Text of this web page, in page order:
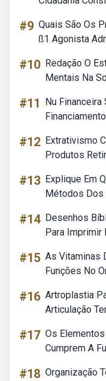
#9 Quais São Os
ß1 Agonista
#10 Redação O
Mentais Na
#11
Nu
#12 Extrativismo
Produtos
#13 Explique Em
Métodos
#14 Desenhos
Para Imprimir
#15 As Vitaminas
Funções No
#16 Artroplastia
Articulação
#17 Os
Cumprem A
#18 Organização